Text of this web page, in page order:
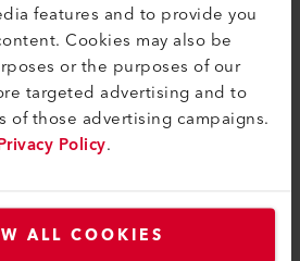
features and to provide you
Cookies may also be
or the purposes of our
targeted advertising and to
of those advertising campaigns.
Policy.
ALL COOKIES